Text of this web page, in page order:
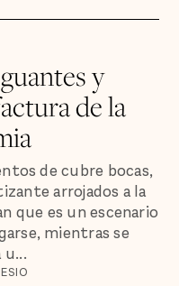
y
de la
de cubre bocas,
arrojados a la
que es un escenario
mientras se
u...